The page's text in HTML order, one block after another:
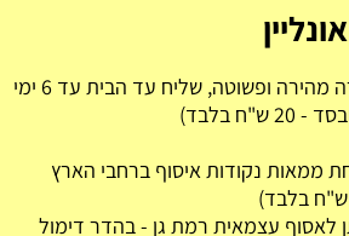
קניה מקוונת בצורה מהירה ופשוטה, שליח עד הבית עד 6 ימי
בלבד)
ממאות נקודות איסוף ברחבי הארץ
לאסוף עצמאית רמת גן - בהדר דימול